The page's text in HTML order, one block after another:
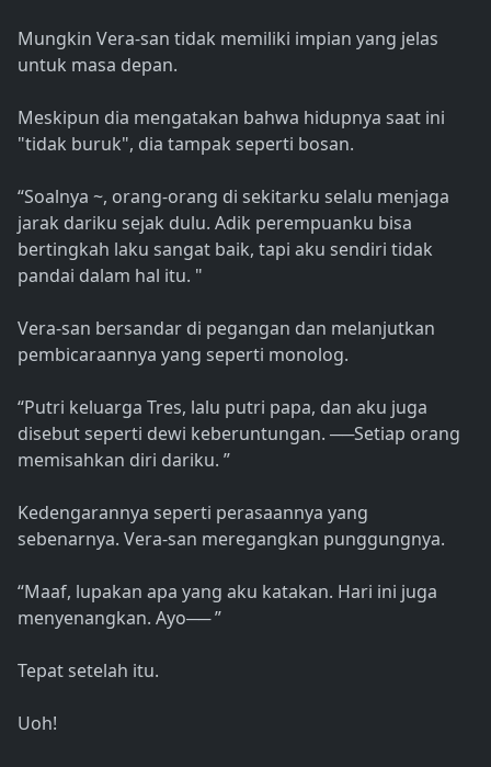
Mungkin Vera-san tidak memiliki impian yang jelas
untuk masa depan.
Meskipun dia mengatakan bahwa hidupnya saat ini
"tidak buruk", dia tampak seperti bosan.
“Soalnya ~, orang-orang di sekitarku selalu menjaga
jarak dariku sejak dulu. Adik perempuanku bisa
bertingkah laku sangat baik, tapi aku sendiri tidak
pandai dalam hal itu. "
Vera-san bersandar di pegangan dan melanjutkan
pembicaraannya yang seperti monolog.
“Putri keluarga Tres, lalu putri papa, dan aku juga
disebut seperti dewi keberuntungan. ──Setiap orang
memisahkan diri dariku. ”
Kedengarannya seperti perasaannya yang
sebenarnya. Vera-san meregangkan punggungnya.
“Maaf, lupakan apa yang aku katakan. Hari ini juga
menyenangkan. Ayo── ”
Tepat setelah itu.
Uoh!